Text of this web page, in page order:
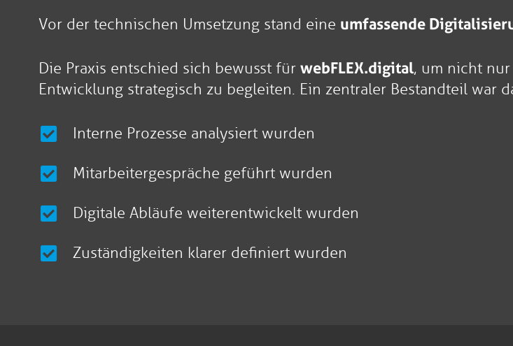
Vor der technischen Umsetzung stand eine umfassende
Die Praxis entschied sich bewusst für webFLEX.digital, um nicht
Entwicklung strategisch zu begleiten. Ein zentraler Bestandteil war
Interne Prozesse analysiert wurden
Mitarbeitergespräche geführt wurden
Digitale Abläufe weiterentwickelt wurden
Zuständigkeiten klarer definiert wurden